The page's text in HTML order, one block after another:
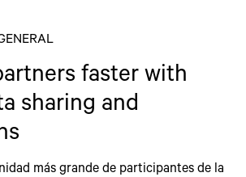
faster with
sharing and
más grande de participantes de la